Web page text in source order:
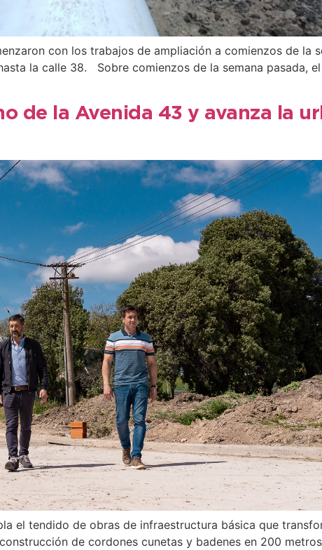
con los trabajos de ampliación a comienzos de la
la calle 38. Sobre comienzos de la semana pasada,
de la Avenida 43 y avanza la
el tendido de obras de infraestructura básica que
de cordones cunetas y badenes en 200